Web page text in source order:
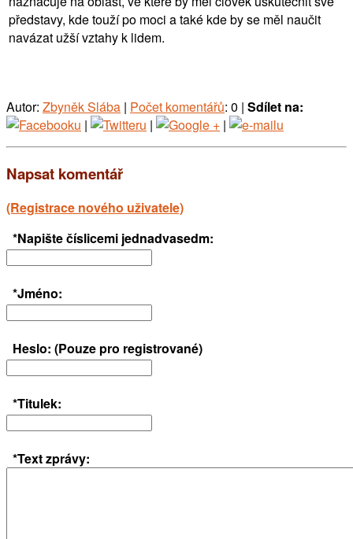
představy, kde touží po moci a také kde by se měl naučit
navázat užší vztahy k lidem.
Autor: Zbyněk Slába | Počet komentářů: 0 | Sdílet na:
|
| |
Napsat komentář
(Registrace nového uživatele)
*Napište číslicemi jednadvasedm:
*Jméno:
Heslo: (Pouze pro registrované)
*Titulek:
*Text zprávy: